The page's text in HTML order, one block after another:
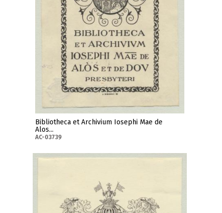
Bibliotheca et Archivium Iosephi Mae de
Alos...
AC-03739